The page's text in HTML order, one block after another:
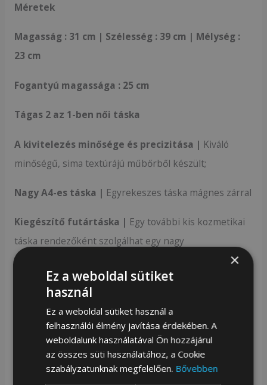
Méretek
Magasság : 31 cm | Szélesség : 39 cm | Mélység :
23 cm
Fogantyú magassága : 25 cm
Tágas 2 az 1-ben női táska
A kivitelezés minősége és precizitása | Kiváló
minőségű, sima textúrájú műbőrből készült;
Nagy A4-es táska | Egyrekeszes táska mágnes zárral
Kiegészítő futártáska | Egy további kis kozmetikai
táska rendezőként szolgálhat egy nagy
vásárlótáskában, vagy külön kiegészítővé is válhat –
mindezt az állítható csatolt vállpántnak köszönhetően;
Nagy kapacitású
A betét eltávolítása után ez az egyrekeszes táska A4-
es formátumú.
×
Ez a weboldal sütiket
használ
Ez a weboldal sütiket használ a
felhasználói élmény javítása érdekében. A
weboldalunk használatával Ön hozzájárul
az összes süti használatához, a Cookie
szabályzatunknak megfelelően. Bővebben